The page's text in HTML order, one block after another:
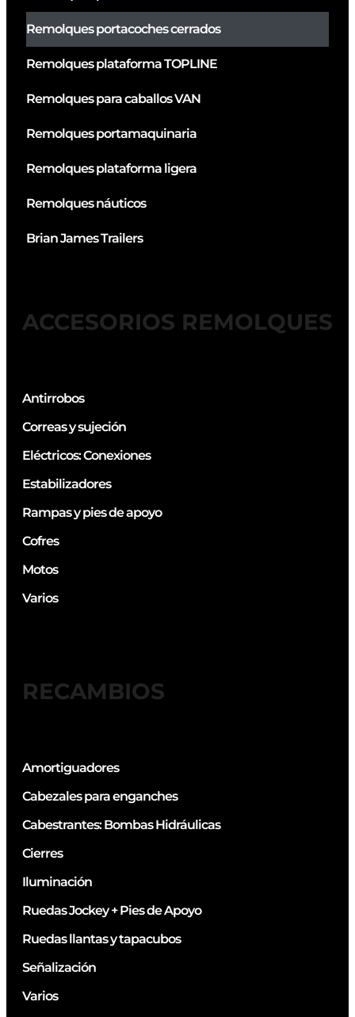
Remolques portacoches cerrados
Remolques plataforma TOPLINE
Remolques para caballos VAN
Remolques portamaquinaria
Remolques plataforma ligera
Remolques náuticos
Brian James Trailers
ACCESORIOS REMOLQUES
Antirrobos
Correas y sujeción
Eléctricos: Conexiones
Estabilizadores
Rampas y pies de apoyo
Cofres
Motos
Varios
RECAMBIOS
Amortiguadores
Cabezales para enganches
Cabestrantes: Bombas Hidráulicas
Cierres
Iluminación
Ruedas Jockey + Pies de Apoyo
Ruedas llantas y tapacubos
Señalización
Varios